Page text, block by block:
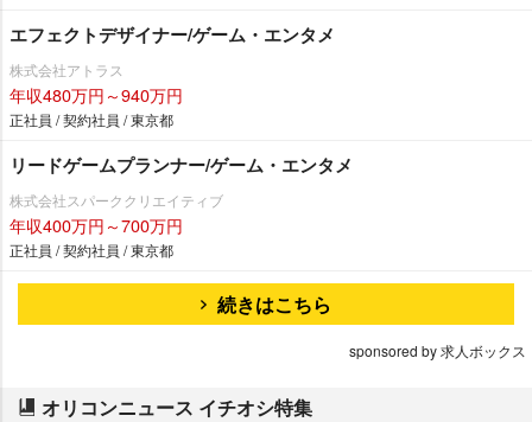
エフェクトデザイナー/ゲーム・エンタメ
株式会社アトラス
年収480万円～940万円
正社員 / 契約社員 / 東京都
リードゲームプランナー/ゲーム・エンタメ
株式会社スパーククリエイティブ
年収400万円～700万円
正社員 / 契約社員 / 東京都
続きはこちら
sponsored by 求人ボックス
オリコンニュース イチオシ特集